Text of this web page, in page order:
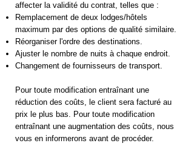
affecter la validité du contrat, telles que :
Remplacement de deux lodges/hôtels
maximum par des options de qualité similaire.
Réorganiser l'ordre des destinations.
Ajuster le nombre de nuits à chaque endroit.
Changement de fournisseurs de transport.
Pour toute modification entraînant une
réduction des coûts, le client sera facturé au
prix le plus bas. Pour toute modification
entraînant une augmentation des coûts, nous
vous en informerons avant de procéder.